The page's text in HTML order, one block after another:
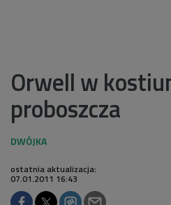
Orwell w
proboszcza
ostatnia aktualizacja:
07.01.2011 16:43